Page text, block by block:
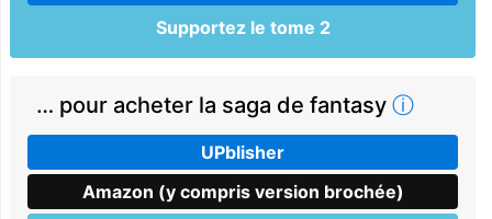
Supportez le tome 2
… pour acheter la saga de fantasy ⓘ
UPblisher
Amazon (y compris version brochée)